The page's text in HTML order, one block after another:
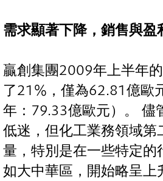
需求顯著下降，銷售與盈
贏創集團2009年上半年
了21%，僅為62.81億歐
年：79.33億歐元）。 儘
低迷，但化工業務領域第
量，特別是在一些特定的
如大中華區，開始略呈上